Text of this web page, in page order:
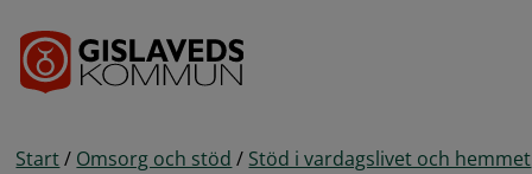
Start / Omsorg och stöd / Stöd i vardagslivet och hemmet